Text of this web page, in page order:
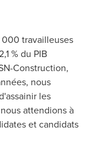
000 travailleuses
% du PIB
Construction,
nous
les
attendions à
et candidats